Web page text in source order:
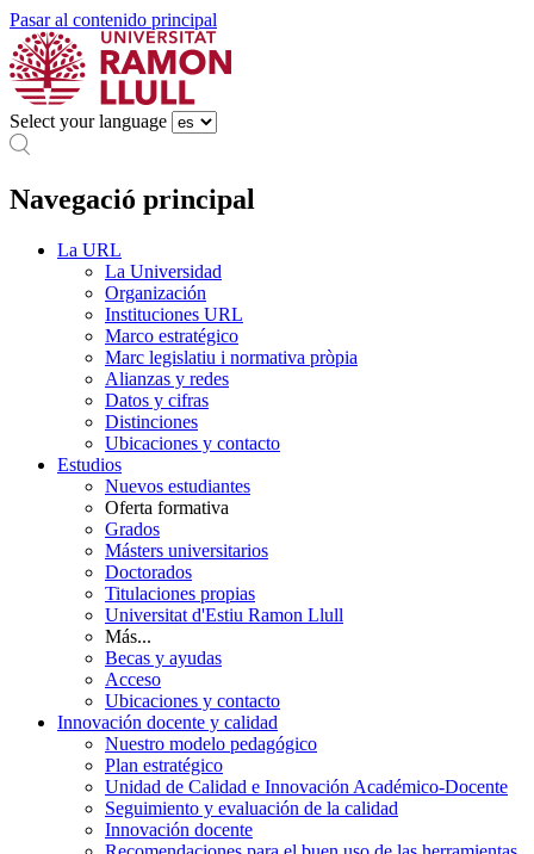
Pasar al contenido principal
Select your language
Navegació principal
La URL
La Universidad
Organización
Instituciones URL
Marco estratégico
Marc legislatiu i normativa pròpia
Alianzas y redes
Datos y cifras
Distinciones
Ubicaciones y contacto
Estudios
Nuevos estudiantes
Oferta formativa
Grados
Másters universitarios
Doctorados
Titulaciones propias
Universitat d'Estiu Ramon Llull
Más...
Becas y ayudas
Acceso
Ubicaciones y contacto
Innovación docente y calidad
Nuestro modelo pedagógico
Plan estratégico
Unidad de Calidad e Innovación Académico-Docente
Seguimiento y evaluación de la calidad
Innovación docente